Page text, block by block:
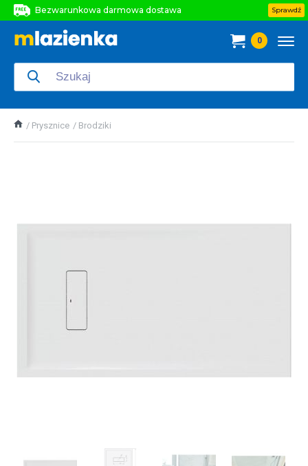
Bezwarunkowa darmowa dostawa
Bezwarunkowa darmowa dostawa
Sprawdź
0
Prysznice Brodziki